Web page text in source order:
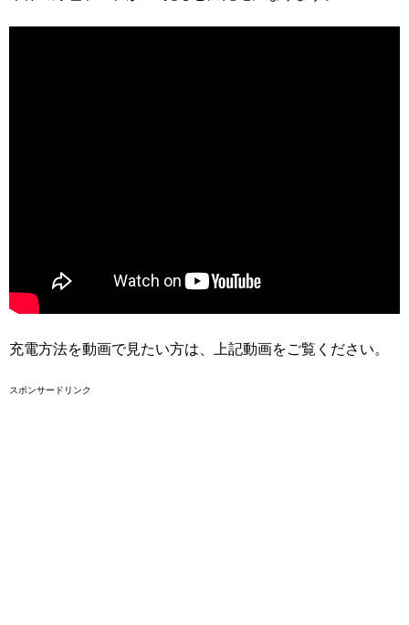
充電方法を動画で見たい方は、上記動画をご覧ください。
スポンサードリンク